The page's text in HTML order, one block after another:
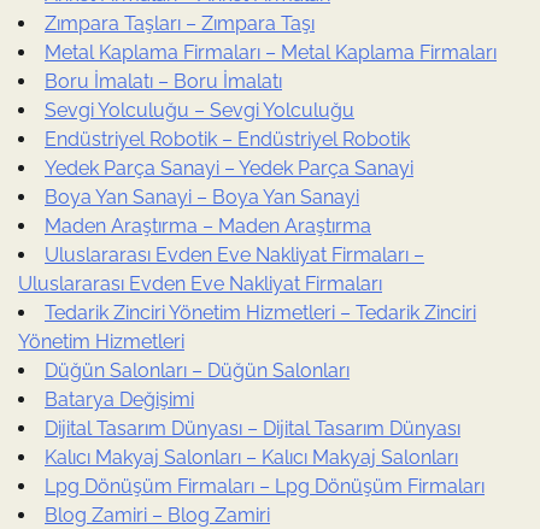
Zımpara Taşları – Zımpara Taşı
Metal Kaplama Firmaları – Metal Kaplama Firmaları
Boru İmalatı – Boru İmalatı
Sevgi Yolculuğu – Sevgi Yolculuğu
Endüstriyel Robotik – Endüstriyel Robotik
Yedek Parça Sanayi – Yedek Parça Sanayi
Boya Yan Sanayi – Boya Yan Sanayi
Maden Araştırma – Maden Araştırma
Uluslararası Evden Eve Nakliyat Firmaları –
Uluslararası Evden Eve Nakliyat Firmaları
Tedarik Zinciri Yönetim Hizmetleri – Tedarik Zinciri
Yönetim Hizmetleri
Düğün Salonları – Düğün Salonları
Batarya Değişimi
Dijital Tasarım Dünyası – Dijital Tasarım Dünyası
Kalıcı Makyaj Salonları – Kalıcı Makyaj Salonları
Lpg Dönüşüm Firmaları – Lpg Dönüşüm Firmaları
Blog Zamiri – Blog Zamiri